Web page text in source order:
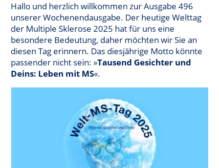
Hallo und herzlich willkommen zur Ausgabe 496
unserer Wochenendausgabe. Der heutige Welttag
der Multiple Sklerose 2025 hat für uns eine
besondere Bedeutung, daher möchten wir Sie an
diesen Tag erinnern. Das diesjährige Motto könnte
passender nicht sein: »Tausend Gesichter und
Deins: Leben mit MS«.